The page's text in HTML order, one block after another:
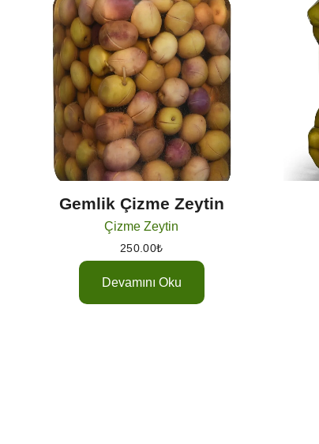
TÜKENMIŞ
Gemlik Çizme Zeytin
Çizme Zeytin
250.00₺
Devamını Oku